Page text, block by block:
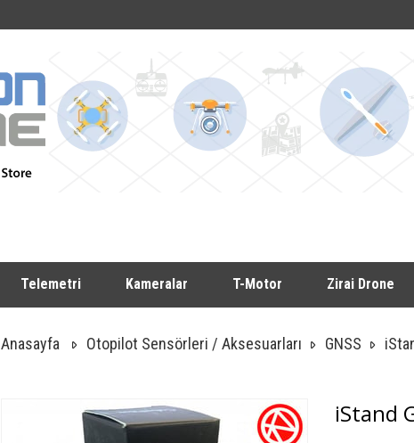
Telemetri Kameralar T-Motor Zirai Drone
Anasayfa Otopilot Sensörleri / Aksesuarları GNSS
iStand